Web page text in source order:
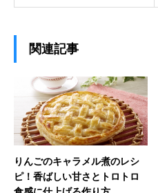
関連記事
りんごのキャラメル煮のレシ
ピ！香ばしい甘さとトロトロ